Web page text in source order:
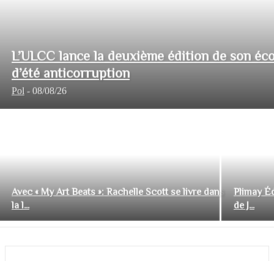
L’ULCC lance la deuxième édition de son
d’été anticorruption
Pol - 08/08/26
Avec « My Art Beats »: Rachelle Scott se livre dans
la l...
Plimay
de J...